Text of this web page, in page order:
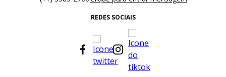
REDES SOCIAIS